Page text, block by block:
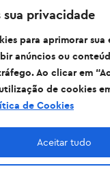
sua privacidade
para aprimorar sua
anúncios ou
Ao clicar em
de cookies
de Cookies
Aceitar tudo